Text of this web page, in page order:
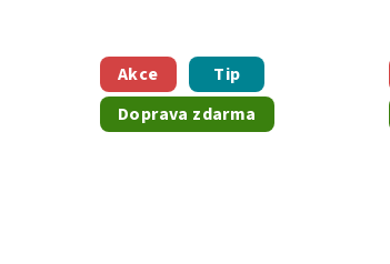
Akce
Tip
Doprava zdarma